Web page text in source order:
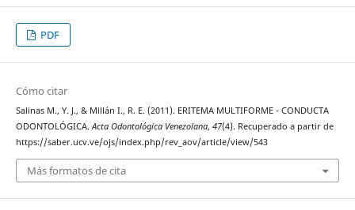
PDF
Cómo citar
Salinas M., Y. J., & Millán I., R. E. (2011). ERITEMA MULTIFORME - CONDUCTA
ODONTOLÓGICA.Acta Odontológica Venezolana, 47(4). Recuperado a partir de
https://saber.ucv.ve/ojs/index.php/rev_aov/article/view/543
Más formatos de cita